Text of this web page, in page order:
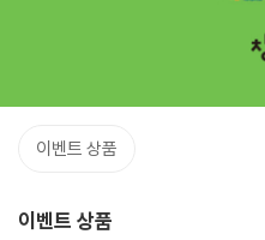
이벤트 상품
이벤트 상품